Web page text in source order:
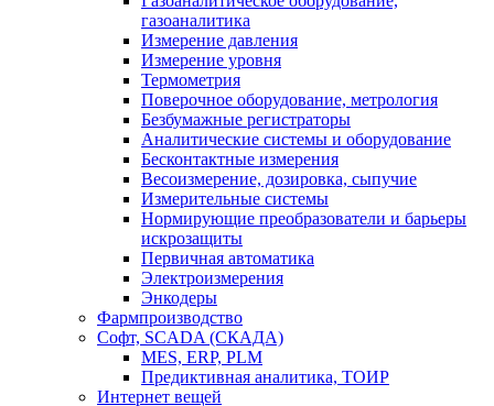
газоаналитика
Измерение давления
Измерение уровня
Термометрия
Поверочное оборудование, метрология
Безбумажные регистраторы
Аналитические системы и оборудование
Бесконтактные измерения
Весоизмерение, дозировка, сыпучие
Измерительные системы
Нормирующие преобразователи и барьеры
искрозащиты
Первичная автоматика
Электроизмерения
Энкодеры
Фармпроизводство
Софт, SCADA (СКАДА)
MES, ERP, PLM
Предиктивная аналитика, ТОИР
Интернет вещей